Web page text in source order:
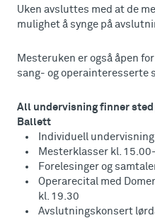
Uken avsluttes med at de
mulighet å synge på
Mesteruken er også åpen
sang- og operainteresserte
All undervisning finner sted
Ballett
Individuell
Mesterklasser kl.
Forelesinger og
Operarecital med
kl. 19.30
Avslutningskonsert